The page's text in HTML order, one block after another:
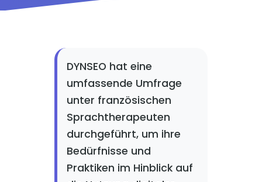
DYNSEO hat eine
umfassende Umfrage
unter französischen
Sprachtherapeuten
durchgeführt, um ihre
Bedürfnisse und
Praktiken im Hinblick auf